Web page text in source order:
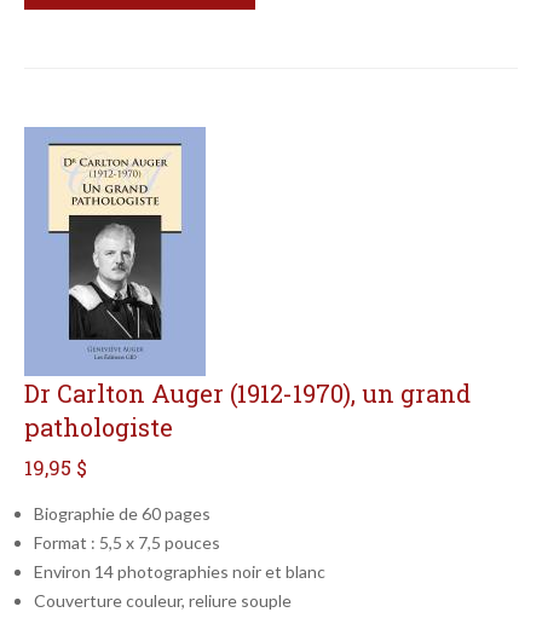
Dr Carlton Auger (1912-1970), un grand
pathologiste
19,95 $
Biographie de 60 pages
Format : 5,5 x 7,5 pouces
Environ 14 photographies noir et blanc
Couverture couleur, reliure souple